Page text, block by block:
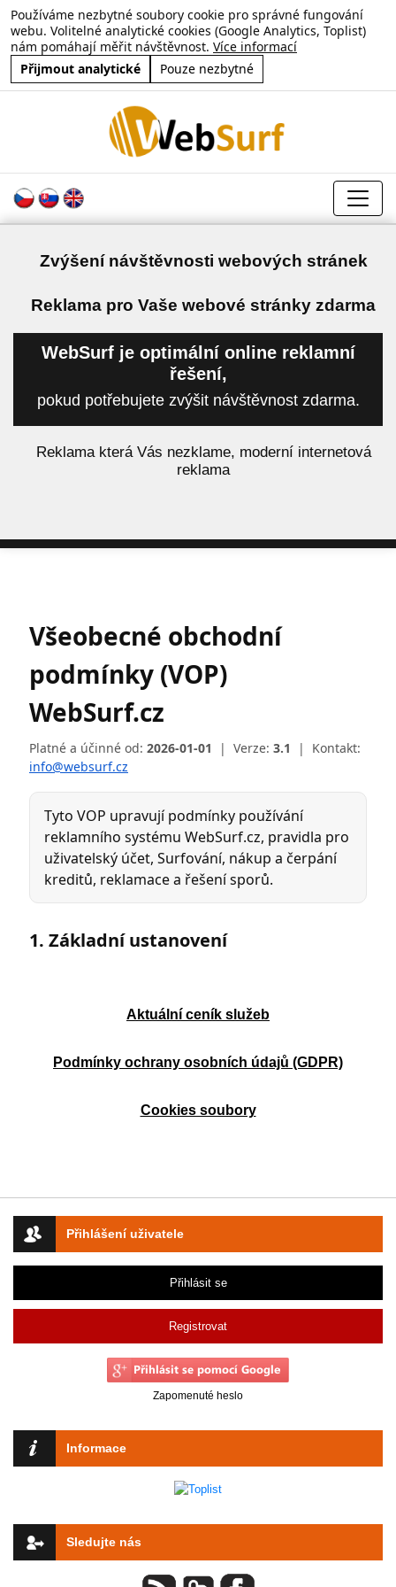
Používáme nezbytné soubory cookie pro správné fungování
webu. Volitelné analytické cookies (Google Analytics, Toplist)
nám pomáhají měřit návštěvnost. Více informací
Přijmout analytické
Pouze nezbytné
Zvýšení návštěvnosti webových stránek
Reklama pro Vaše webové stránky zdarma
WebSurf je optimální online reklamní
řešení,
pokud potřebujete zvýšit návštěvnost zdarma.
Reklama která Vás nezklame, moderní internetová
reklama
Přihlášení uživatele
Přihlásit se
Registrovat
Zapomenuté heslo
Informace
Sledujte nás
Aktuální ceník služeb
Podmínky ochrany osobních údajů (GDPR)
Cookies soubory